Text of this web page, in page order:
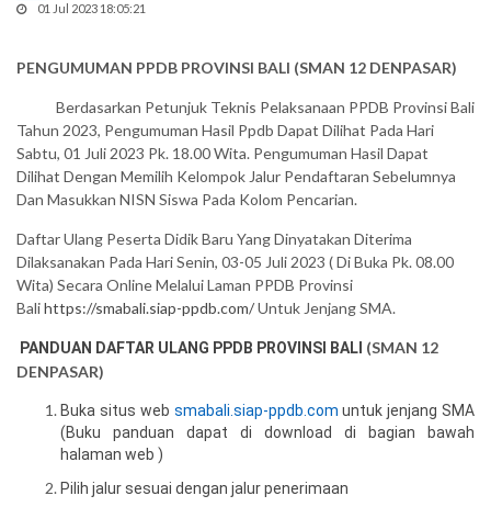
01 Jul 2023 18:05:21
PENGUMUMAN PPDB PROVINSI BALI (SMAN 12 DENPASAR)
Berdasarkan Petunjuk Teknis Pelaksanaan PPDB Provinsi Bali
Tahun 2023, Pengumuman Hasil Ppdb Dapat Dilihat Pada Hari
Sabtu, 01 Juli 2023 Pk. 18.00 Wita. Pengumuman Hasil Dapat
Dilihat Dengan Memilih Kelompok Jalur Pendaftaran Sebelumnya
Dan Masukkan NISN Siswa Pada Kolom Pencarian.
Daftar Ulang Peserta Didik Baru Yang Dinyatakan Diterima
Dilaksanakan Pada Hari Senin, 03-05 Juli 2023 ( Di Buka Pk. 08.00
Wita) Secara Online Melalui Laman PPDB Provinsi
Balihttps://smabali.siap-ppdb.com/Untuk Jenjang SMA.
PANDUAN DAFTAR ULANG PPDB PROVINSI BALI (SMAN 12
DENPASAR)
Buka situs web smabali.siap-ppdb.com untuk jenjang SMA
(Buku panduan dapat di download di bagian bawah
halaman web )
Pilih jalur sesuai dengan jalur penerimaan